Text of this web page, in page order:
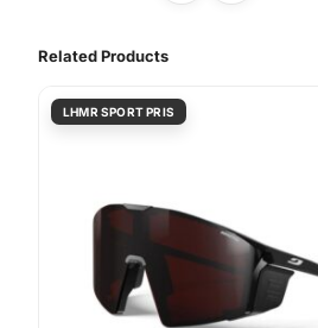
Related Products